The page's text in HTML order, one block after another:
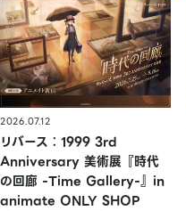
2026.07.12
リバース：1999 3rd
Anniversary 美術展『時代
の回廊 -Time Gallery-』in
animate ONLY SHOP